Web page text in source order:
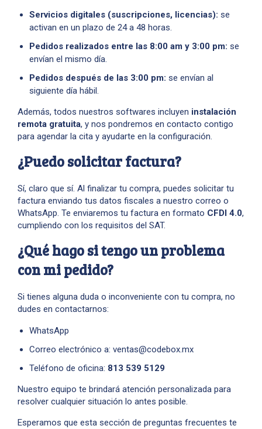
Servicios digitales (suscripciones, licencias): se
activan en un plazo de 24 a 48 horas.
Pedidos realizados entre las 8:00 am y 3:00 pm: se
envían el mismo día.
Pedidos después de las 3:00 pm: se envían al
siguiente día hábil.
Además, todos nuestros softwares incluyen instalación
remota gratuita, y nos pondremos en contacto contigo
para agendar la cita y ayudarte en la configuración.
¿Puedo solicitar factura?
Sí, claro que sí. Al finalizar tu compra, puedes solicitar tu
factura enviando tus datos fiscales a nuestro correo o
WhatsApp. Te enviaremos tu factura en formato CFDI 4.0,
cumpliendo con los requisitos del SAT.
¿Qué hago si tengo un problema
con mi pedido?
Si tienes alguna duda o inconveniente con tu compra, no
dudes en contactarnos:
WhatsApp
Correo electrónico a: ventas@codebox.mx
Teléfono de oficina: 813 539 5129
Nuestro equipo te brindará atención personalizada para
resolver cualquier situación lo antes posible.
Esperamos que esta sección de preguntas frecuentes te